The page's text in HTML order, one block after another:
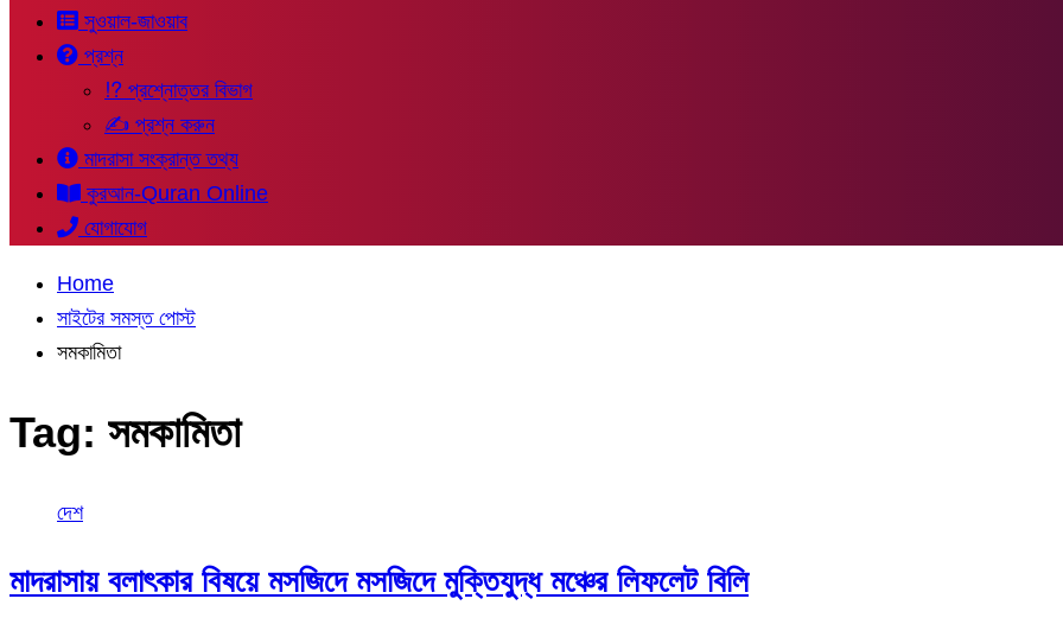
সুওয়াল-জাওয়াব
প্রশ্ন
⁉ প্রশ্নোত্তর বিভাগ
✍ প্রশ্ন করুন
মাদরাসা সংক্রান্ত তথ্য
কুরআন-Quran Online
যোগাযোগ
Home
সাইটের সমস্ত পোস্ট
সমকামিতা
Tag: সমকামিতা
দেশ
মাদরাসায় বলাৎকার বিষয়ে মসজিদে মসজিদে মুক্তিযুদ্ধ মঞ্চের লিফলেট বিলি